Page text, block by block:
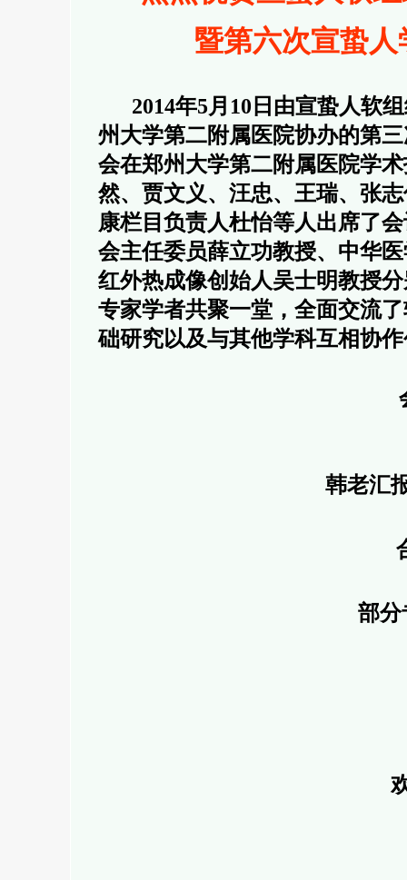
暨第六次宣蛰
2014年5月10日由宣蛰人软
州大学第二附属医院协办的第
会在郑州大学第二附属医院学
然、贾文义、汪忠、王瑞、张
康栏目负责人杜怡等人出席了
会主任委员薛立功教授、中华
红外热成像创始人吴士明教授
专家学者共聚一堂，全面交流
础研究以及与其他学科互相协
韩老汇
部分